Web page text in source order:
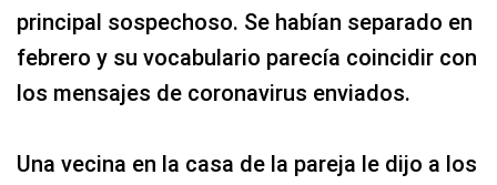
principal sospechoso. Se habían separado en
febrero y su vocabulario parecía coincidir con
los mensajes de coronavirus enviados.
Una vecina en la casa de la pareja le dijo a los